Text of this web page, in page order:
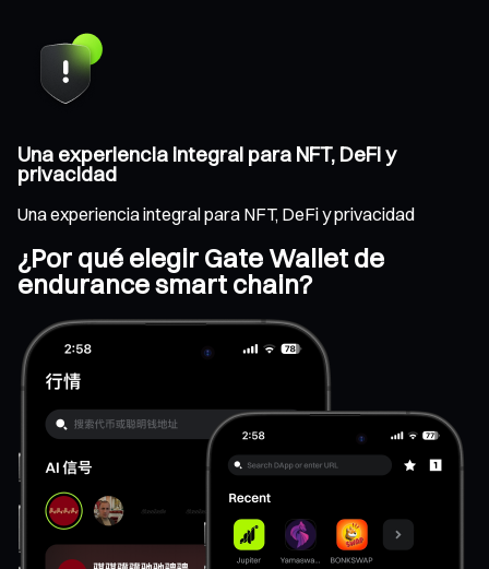
Una experiencia integral para NFT, DeFi y
privacidad
Una experiencia integral para NFT, DeFi y privacidad
¿Por qué elegir Gate Wallet de
endurance smart chain?